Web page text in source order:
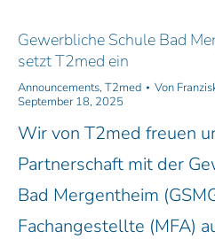
Gewerbliche Schule Bad
setzt T2med ein
Announcements, T2med Von
September 18, 2025
Wir von T2med freuen
Partnerschaft mit der
Bad Mergentheim
Fachangestellte (MFA)